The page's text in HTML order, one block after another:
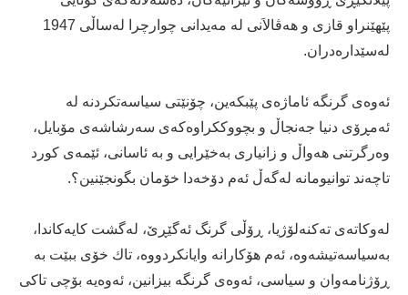
پێهێنراو قازی‌ و هه‌ڤالاَنی‌ له‌ مه‌یدانی‌ چوارچرا له‌ساڵی‌ 1947
له‌سێداره‌دران.
ئه‌وه‌ی‌ گرنگه‌ ئاماژه‌ی‌ پێبكه‌ین، چۆنێتی‌ سیاسه‌تكردنه‌ له‌
ئه‌مڕۆی‌ دنیا جه‌نجاڵ و بچووككراوه‌كه‌ی‌ سه‌رشاشه‌ی‌ مۆبایل،
وه‌رگرتنی‌ هه‌واڵ و زانیاری‌ به‌خێرایی‌ و به‌ ئاسانی‌، ئێمه‌ی‌ كورد
تاچه‌ند توانیومانه‌ له‌گه‌ڵ ئه‌م دۆخه‌دا خۆمان بگونجێنین؟.
له‌وكاته‌ی‌ ته‌كنه‌لۆژیا، ڕۆڵی‌ گرنگ ئه‌گێڕێ‌، له‌گشت كایه‌كاندا،
به‌سیاسه‌تیشه‌وه‌، ئه‌م هۆكارانه‌ وایانكردووه‌، تاك خۆی‌ ببێت به‌
ڕۆژنامه‌وان و سیاسی‌، ئه‌وه‌ی‌ گرنگه‌ بیزانین، ئه‌وه‌یه‌ بۆچی‌ تاكی‌